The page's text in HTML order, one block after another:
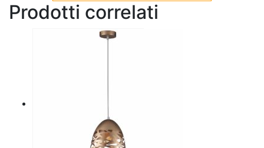
Prodotti correlati